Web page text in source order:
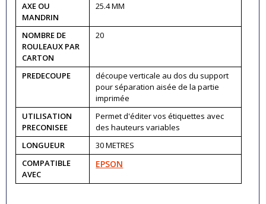
AXE OU
MANDRIN
25.4 MM
NOMBRE DE
ROULEAUX PAR
CARTON
20
PREDECOUPE
découpe verticale au dos du support
pour séparation aisée de la partie
imprimée
UTILISATION
PRECONISEE
Permet d'éditer vos étiquettes avec
des hauteurs variables
LONGUEUR
30 METRES
COMPATIBLE
AVEC
EPSON